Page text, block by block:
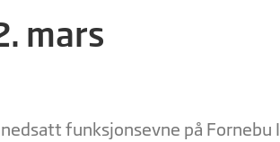
mars
funksjonsevne på Fornebu